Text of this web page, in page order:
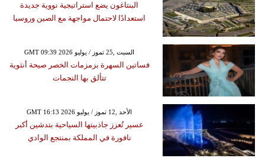
البنتاغون يضع استراتيجية نووية جديدة
استعدادًا لاحتمال مواجهة مع الصين وروسيا
GMT 09:39 2026 السبت ,25 تموز / يوليو
فساتين السهرة بزمزمات الخصر صيحة أنثوية
تتألق بها النجمات
GMT 16:13 2026 الأحد ,12 تموز / يوليو
عسير تُعزز جاذبيتها السياحية بتدشين أكبر
نافورة في المملكة بمنتجع الوادي